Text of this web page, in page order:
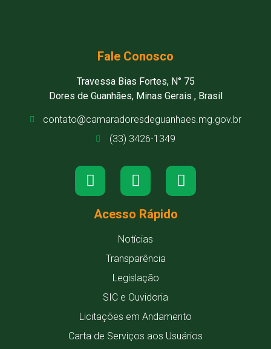
Fale Conosco
Travessa Bias Fortes, N° 75
Dores de Guanhães, Minas Gerais , Brasil
contato@camaradoresdeguanhaes.mg.gov.br
(33) 3426-1349
Acesso Rápido
Notícias
Transparência
Legislação
SIC e Ouvidoria
Licitações em Andamento
Carta de Serviços aos Usuários